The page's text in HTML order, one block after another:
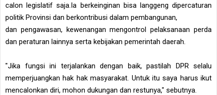
calon legislatif saja.Ia berkeinginan bisa langgeng dipercaturan
politik Provinsi dan berkontribusi dalam pembangunan,
dan pengawasan, kewenangan mengontrol pelaksanaan perda
dan peraturan lainnya serta kebijakan pemerintah daerah.
"Jika fungsi ini terjalankan dengan baik, pastilah DPR selalu
memperjuangkan hak hak masyarakat. Untuk itu saya harus ikut
mencalonkan diri, mohon dukungan dan restunya," sebutnya.